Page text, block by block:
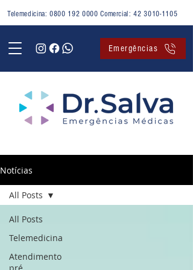
Emergências
Telemedicina:0800 192 0000 Comercial:42 3010-1105
Notícias
All Posts
Telemedicina
Atendimento
All Posts